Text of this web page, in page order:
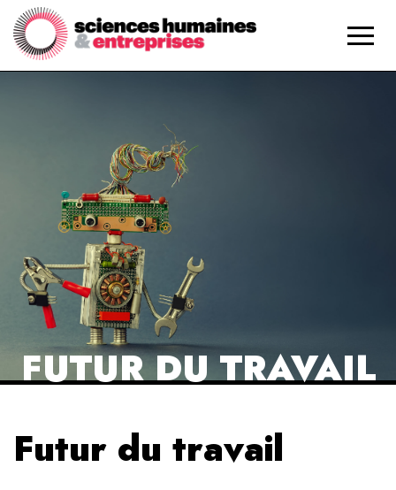
FUTUR DU TRAVAIL
Futur du travail